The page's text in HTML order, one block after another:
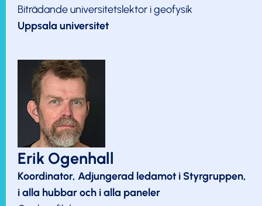
Biträdande universitetslektor i geofysik
Uppsala universitet
Erik Ogenhall
Koordinator, Adjungerad ledamot i Styrgruppen,
i alla hubbar och i alla paneler